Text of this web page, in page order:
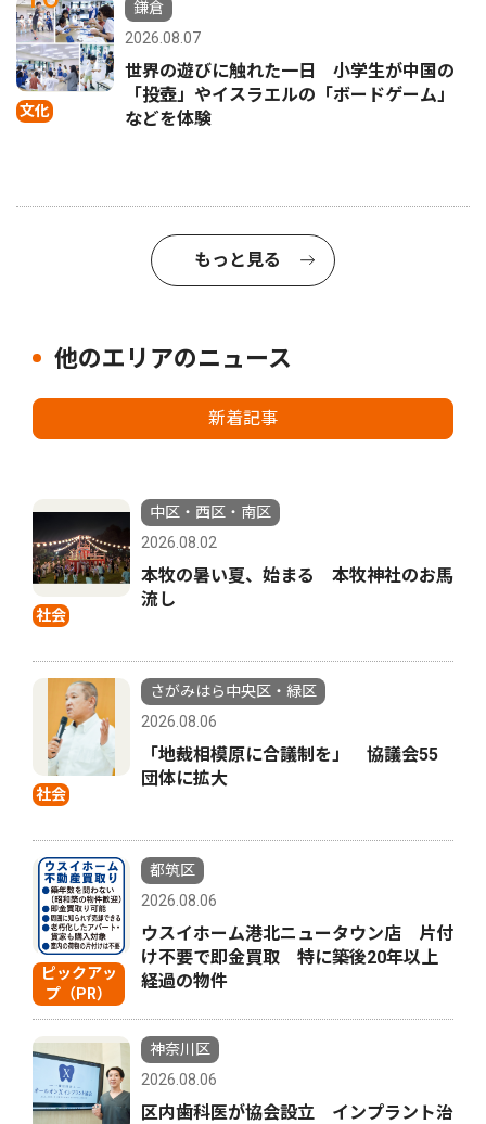
文化
鎌倉
2026.08.07
世界の遊びに触れた一日 小学生が中国の
「投壺」やイスラエルの「ボードゲーム」
などを体験
もっと見る
他のエリアのニュース
新着記事
社会
中区・西区・南区
2026.08.02
本牧の暑い夏、始まる 本牧神社のお馬
流し
社会
さがみはら中央区・緑区
2026.08.06
「地裁相模原に合議制を」 協議会55
団体に拡大
ピックアッ
プ（PR）
都筑区
2026.08.06
ウスイホーム港北ニュータウン店 片付
け不要で即金買取 特に築後20年以上
経過の物件
神奈川区
2026.08.06
区内歯科医が協会設立 インプラント治